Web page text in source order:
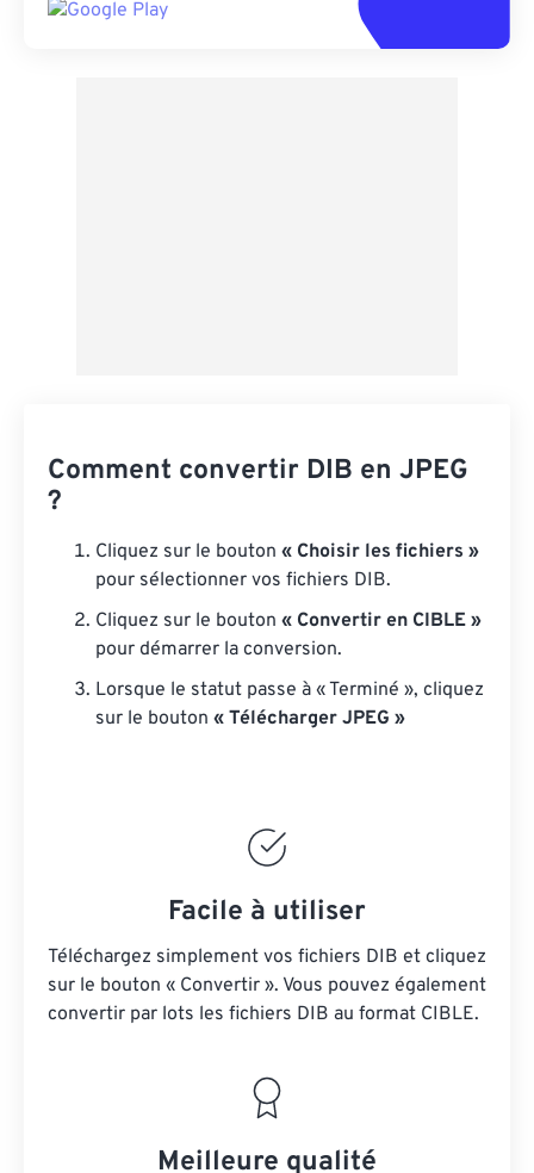
Comment convertir DIB en JPEG
?
Cliquez sur le bouton « Choisir les fichiers »
pour sélectionner vos fichiers DIB.
Cliquez sur le bouton « Convertir en CIBLE »
pour démarrer la conversion.
Lorsque le statut passe à « Terminé », cliquez
sur le bouton « Télécharger JPEG »
Facile à utiliser
Téléchargez simplement vos fichiers DIB et cliquez
sur le bouton « Convertir ». Vous pouvez également
convertir par lots les fichiers DIB au format CIBLE.
Meilleure qualité